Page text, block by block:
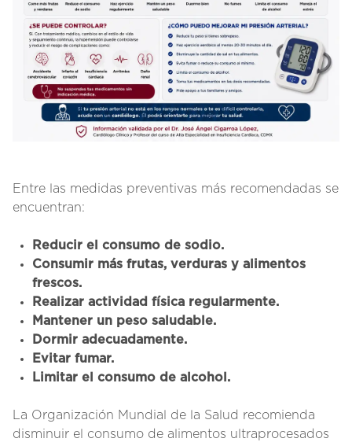
Entre las medidas preventivas más recomendadas se
encuentran:
Reducir el consumo de sodio.
Consumir más frutas, verduras y alimentos
frescos.
Realizar actividad física regularmente.
Mantener un peso saludable.
Dormir adecuadamente.
Evitar fumar.
Limitar el consumo de alcohol.
La Organización Mundial de la Salud recomienda
disminuir el consumo de alimentos ultraprocesados